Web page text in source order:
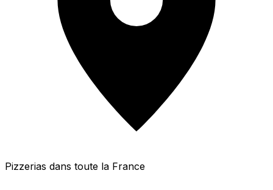
Pizzerias dans toute la France